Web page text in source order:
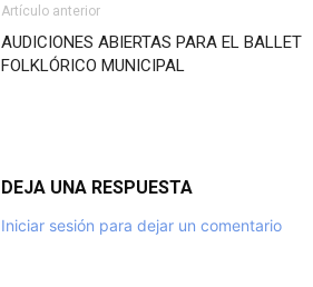
Artículo anterior
AUDICIONES ABIERTAS PARA EL BALLET
FOLKLÓRICO MUNICIPAL
DEJA UNA RESPUESTA
Iniciar sesión para dejar un comentario